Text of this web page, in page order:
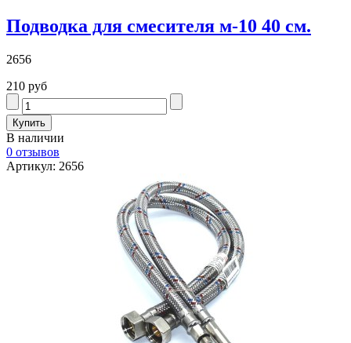
Подводка для смесителя м-10 40 см.
2656
210 руб
В наличии
0 отзывов
Артикул: 2656